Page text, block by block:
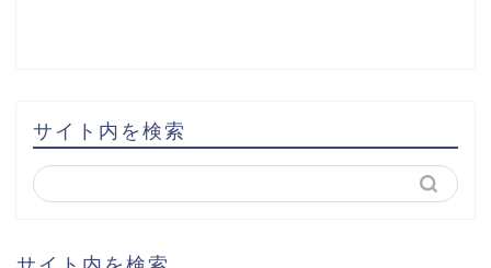
サイト内を検索